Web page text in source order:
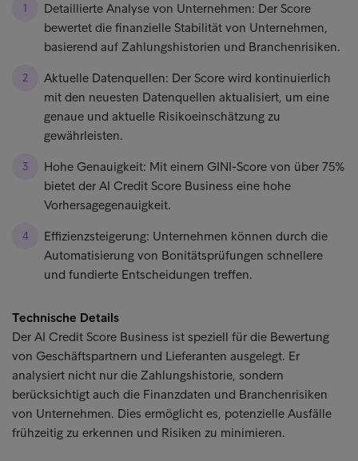
Detaillierte Analyse von Unternehmen: Der Score
bewertet die finanzielle Stabilität von Unternehmen,
basierend auf Zahlungshistorien und Branchenrisiken.
Aktuelle Datenquellen: Der Score wird kontinuierlich
mit den neuesten Datenquellen aktualisiert, um eine
genaue und aktuelle Risikoeinschätzung zu
gewährleisten.
Hohe Genauigkeit: Mit einem GINI-Score von über 75%
bietet der AI Credit Score Business eine hohe
Vorhersagegenauigkeit.
Effizienzsteigerung: Unternehmen können durch die
Automatisierung von Bonitätsprüfungen schnellere
und fundierte Entscheidungen treffen.
Technische Details
Der AI Credit Score Business ist speziell für die Bewertung
von Geschäftspartnern und Lieferanten ausgelegt. Er
analysiert nicht nur die Zahlungshistorie, sondern
berücksichtigt auch die Finanzdaten und Branchenrisiken
von Unternehmen. Dies ermöglicht es, potenzielle Ausfälle
frühzeitig zu erkennen und Risiken zu minimieren.